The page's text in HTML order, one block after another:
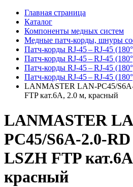
Главная страница
Каталог
Компоненты медных систем
Медные патч-корды, шнуры
Патч-корды RJ‑45 – RJ‑45
Патч-корды RJ‑45 – RJ‑45
Патч-корды RJ‑45 – RJ‑45
Патч-корды RJ‑45 – RJ‑45
LANMASTER LAN-PC45/
FTP кат.6A, 2.0 м, красный
LANMASTER
PC45/S6A-2.0-
LSZH FTP
красный